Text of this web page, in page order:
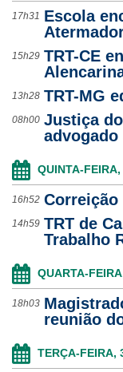
17h31 Escola
15h29 TRT-CE
13h28 TRT-MG
08h00 Justiça
advogado
QUINTA-
16h52 Correição
14h59 TRT de
Trabalho
QUARTA-
18h03
reunião
TERÇA-FEIRA,